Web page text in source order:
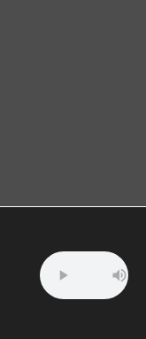
SAILING
Apoio, formação e